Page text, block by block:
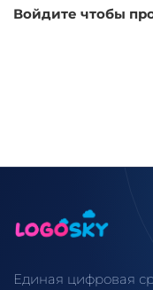
Войдите чтобы
Единая цифровая